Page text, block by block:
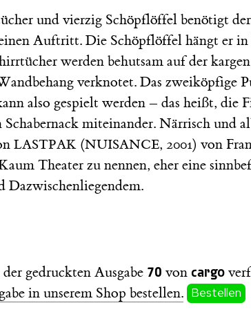
und vierzig Schöpflöffel benötigt
Auftritt. Die Schöpflöffel hängt er
werden behutsam auf der
verknotet. Das zweiköpfige
also gespielt werden – das heißt, die
miteinander. Närrisch und
LASTPAK (NUISANCE, 2001) von
Theater zu nennen, eher eine
Dazwischenliegendem.
gedruckten Ausgabe 70 von cargo
in unserem Shop bestellen. Bestellen